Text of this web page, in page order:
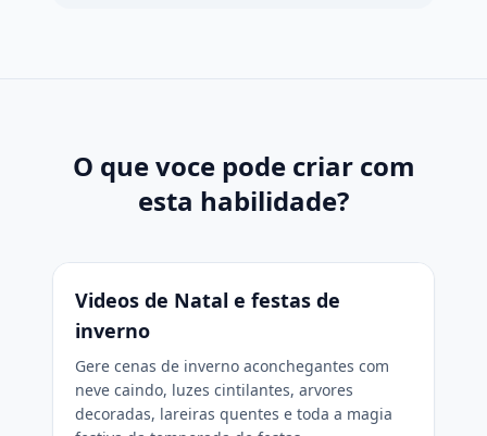
O que voce pode criar com
esta habilidade?
Videos de Natal e festas de
inverno
Gere cenas de inverno aconchegantes com
neve caindo, luzes cintilantes, arvores
decoradas, lareiras quentes e toda a magia